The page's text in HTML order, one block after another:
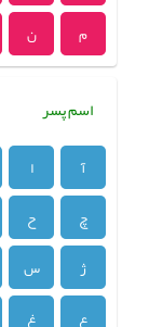
م
ن
اسم پسر
آ ا
چ
ح
ژ
س
ع
غ